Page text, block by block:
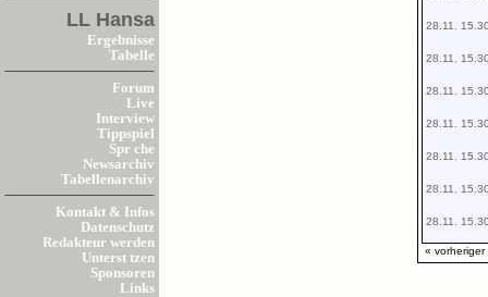
LL Hansa
Ergebnisse
Tabelle
Forum
Live
Interview
Tippspiel
Spr che
Newsarchiv
Tabellenarchiv
Kontakt & Infos
Datenschutz
Redakteur werden
Unterst tzen
Sponsoren
Links
28.11.
28.11.
28.11.
28.11.
28.11.
28.11.
28.11.
« vorheriger